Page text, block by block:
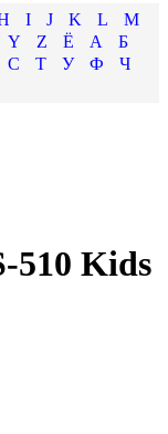
I J K L
M
Y Z Ё А
Б
С Т У Ф
Ч
510 Kids